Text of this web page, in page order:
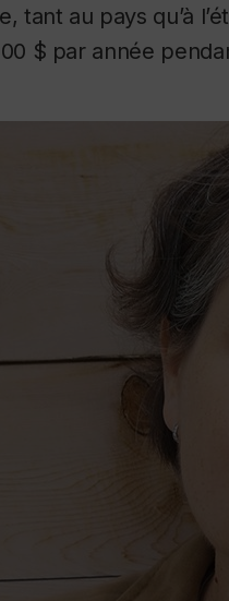
tant au pays qu’à
$ par année